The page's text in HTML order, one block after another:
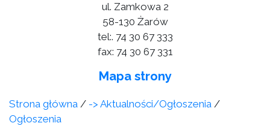
ul. Zamkowa 2
58-130 Żarów
tel:. 74 30 67 333
fax: 74 30 67 331
Mapa strony
Strona główna / -> Aktualności/Ogłoszenia /
Ogłoszenia